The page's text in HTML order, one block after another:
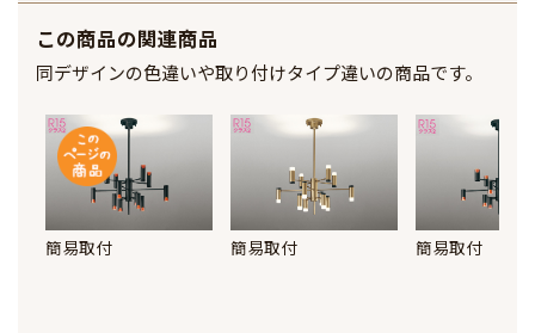
この商品の関連商品
同デザインの色違いや取り付けタイプ違いの商品です。
簡易取付 簡易取付 簡易取付